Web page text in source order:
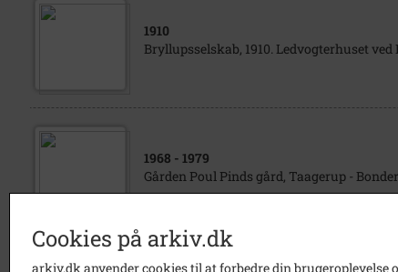
1910
Bryllupsselskab, 1910. Ledvogterhuset
1968 - 1979
Gården Poul Pinds gård, Taagerup -
Cookies på arkiv.dk
arkiv.dk anvender cookies til at forbedre din